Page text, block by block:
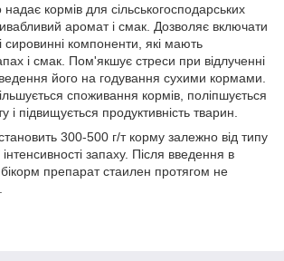
кормів для сільськогосподарських
аромат і смак. Дозволяє включати
сировинні компоненти, які мають
і смак. Пом'якшує стреси при відлученні
його на годування сухими кормами.
споживання кормів, поліпшується
і підвищується продуктивність тварин.
300-500 г/т корму залежно від типу
запаху. Після введення в
препарат стаилен протягом не